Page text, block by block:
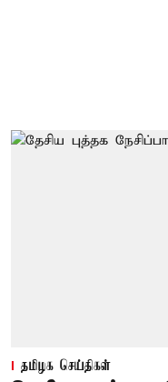
தமிழக செய்திகள்